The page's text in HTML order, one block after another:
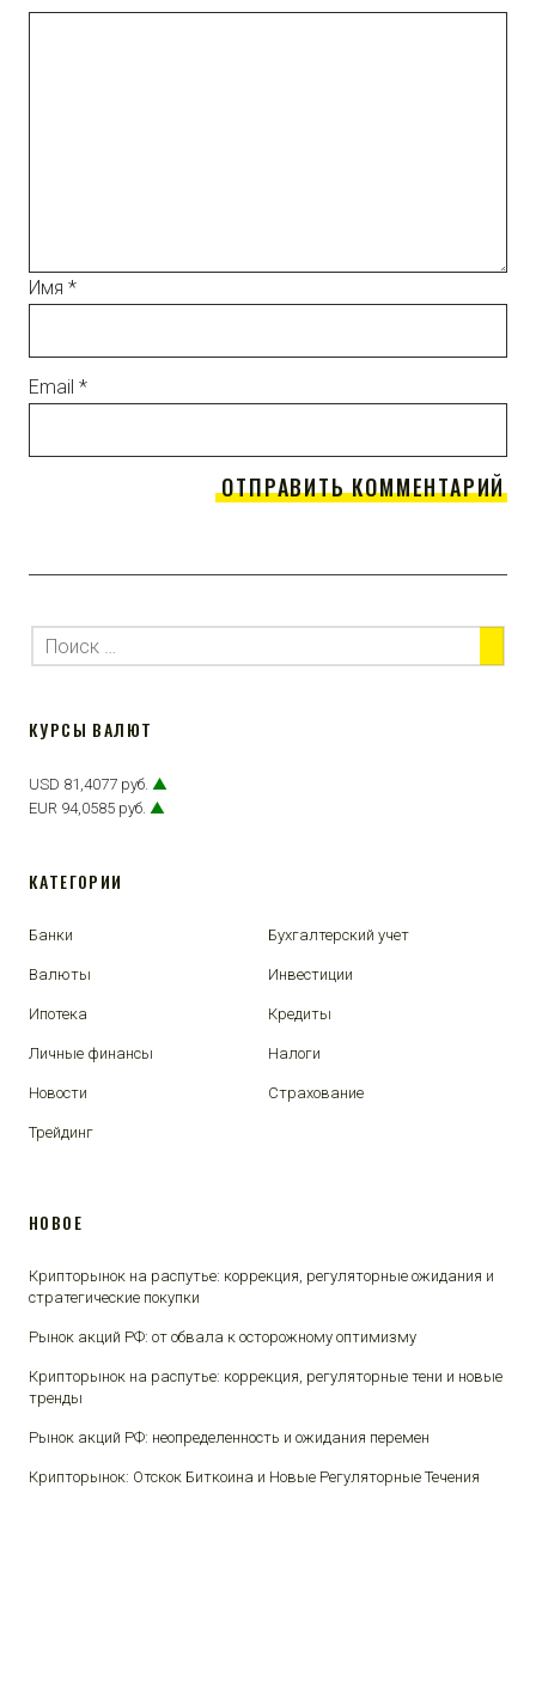
Имя *
Email *
КУРСЫ ВАЛЮТ
USD 81,4077 руб. ▲
EUR 94,0585 руб. ▲
КАТЕГОРИИ
Банки Бухгалтерский учет
Валюты Инвестиции
Ипотека Кредиты
Личные финансы Налоги
Новости Страхование
Трейдинг
НОВОЕ
Крипторынок на распутье: коррекция, регуляторные ожидания и
стратегические покупки
Рынок акций РФ: от обвала к осторожному оптимизму
Крипторынок на распутье: коррекция, регуляторные тени и новые
тренды
Рынок акций РФ: неопределенность и ожидания перемен
Крипторынок: Отскок Биткоина и Новые Регуляторные Течения